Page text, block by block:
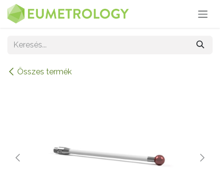
Kihagyás és továbblépés a tartalomhoz
Összes termék